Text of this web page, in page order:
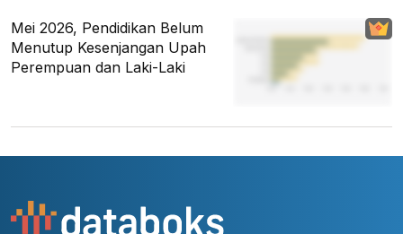
Mei 2026, Pendidikan Belum
Menutup Kesenjangan Upah
Perempuan dan Laki-Laki